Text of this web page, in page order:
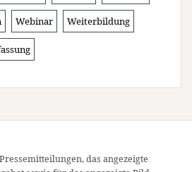
Webinar Weiterbildung
das angezeigte